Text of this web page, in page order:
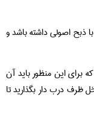
ذبح اصولی داشته باشد و
برای این منظور باید آن
ظرف درب دار بگذارید تا